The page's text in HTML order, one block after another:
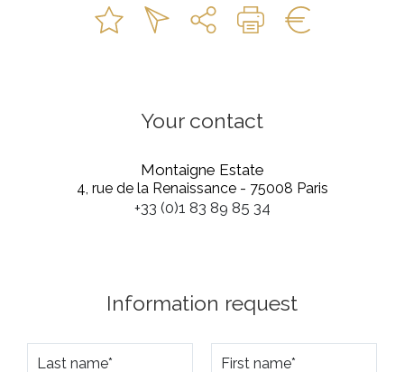
Your contact
Montaigne Estate
4, rue de la Renaissance - 75008 Paris
+33 (0)1 83 89 85 34
Information request